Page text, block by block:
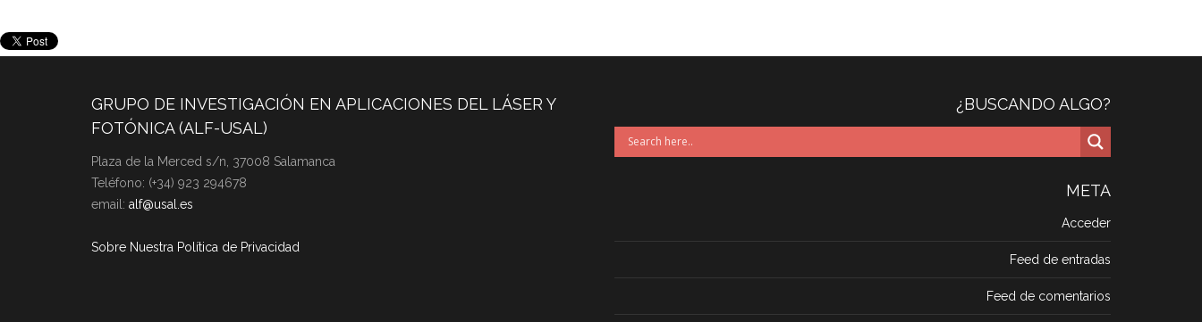
GRUPO DE INVESTIGACIÓN EN APLICACIONES DEL LÁSER Y
FOTÓNICA (ALF-USAL)
Plaza de la Merced s/n, 37008 Salamanca
Teléfono: (+34) 923 294678
email: alf@usal.es
Sobre Nuestra Política de Privacidad
¿BUSCANDO ALGO?
META
Acceder
Feed de entradas
Feed de comentarios